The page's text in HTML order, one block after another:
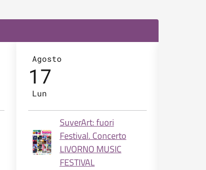
Agosto
17
Lun
SuverArt: fuori
Festival. Concerto
LIVORNO MUSIC
FESTIVAL